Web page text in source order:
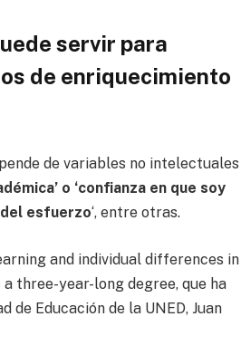
servir para
de enriquecimiento
de variables no intelectuales
o ‘confianza en que soy
del esfuerzo‘, entre otras.
and individual differences in
three-year-long degree, que ha
Educación de la UNED, Juan